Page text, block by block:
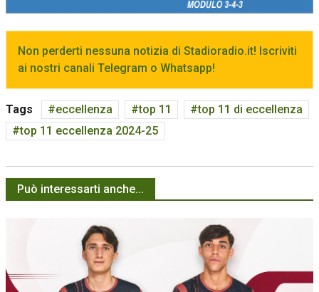
Non perderti nessuna notizia di Stadioradio.it! Iscriviti
ai nostri canali Telegram o Whatsapp!
Tags eccellenza top 11
top 11 di eccellenza
top 11 eccellenza 2024-25
Può interessarti anche...